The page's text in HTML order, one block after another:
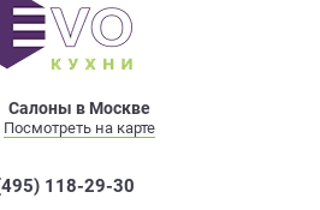
Салоны в Москве
Посмотреть на карте
118-29-30